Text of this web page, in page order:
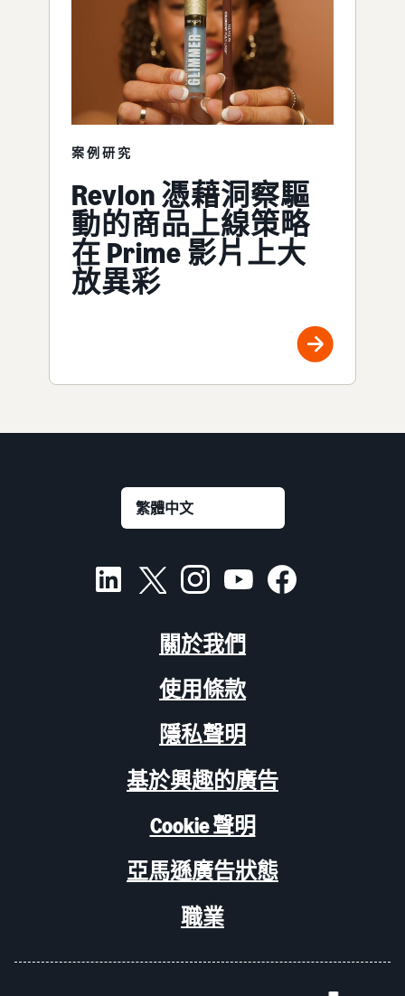
案例研究
Revlon 憑藉洞察驅
動的商品上線策略
在 Prime 影片上大
放異彩
關於我們
使用條款
隱私聲明
基於興趣的廣告
Cookie 聲明
亞馬遜廣告狀態
職業